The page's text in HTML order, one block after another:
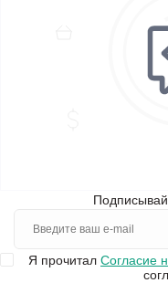
Я прочитал Согласие